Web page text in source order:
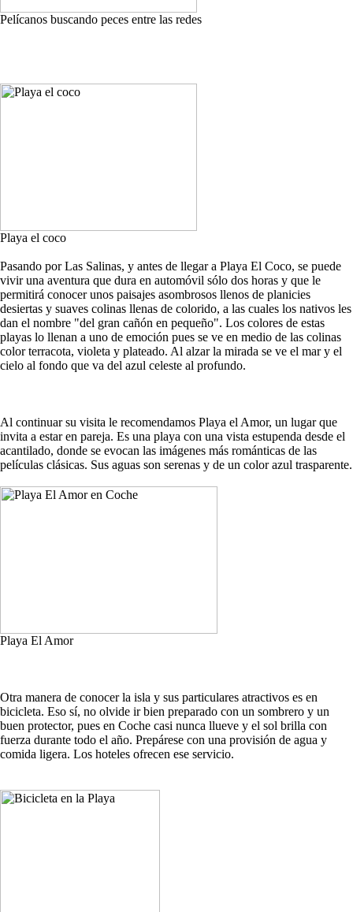
Pelícanos buscando peces entre las redes
Playa el coco
Pasando por Las Salinas, y antes de llegar a Playa El Coco, se puede
vivir una aventura que dura en automóvil sólo dos horas y que le
permitirá conocer unos paisajes asombrosos llenos de planicies
desiertas y suaves colinas llenas de colorido, a las cuales los nativos les
dan el nombre "del gran cañón en pequeño". Los colores de estas
playas lo llenan a uno de emoción pues se ve en medio de las colinas
color terracota, violeta y plateado. Al alzar la mirada se ve el mar y el
cielo al fondo que va del azul celeste al profundo.
Al continuar su visita le recomendamos Playa el Amor, un lugar que
invita a estar en pareja. Es una playa con una vista estupenda desde el
acantilado, donde se evocan las imágenes más románticas de las
películas clásicas. Sus aguas son serenas y de un color azul trasparente.
Playa El Amor
Otra manera de conocer la isla y sus particulares atractivos es en
bicicleta. Eso sí, no olvide ir bien preparado con un sombrero y un
buen protector, pues en Coche casi nunca llueve y el sol brilla con
fuerza durante todo el año. Prepárese con una provisión de agua y
comida ligera. Los hoteles ofrecen ese servicio.